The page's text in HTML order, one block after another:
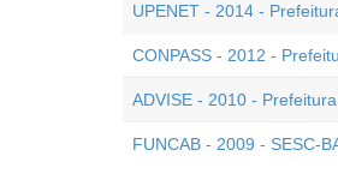
UPENET - 2014 -
CONPASS - 2012 -
ADVISE - 2010 -
FUNCAB - 2009 - SESC-